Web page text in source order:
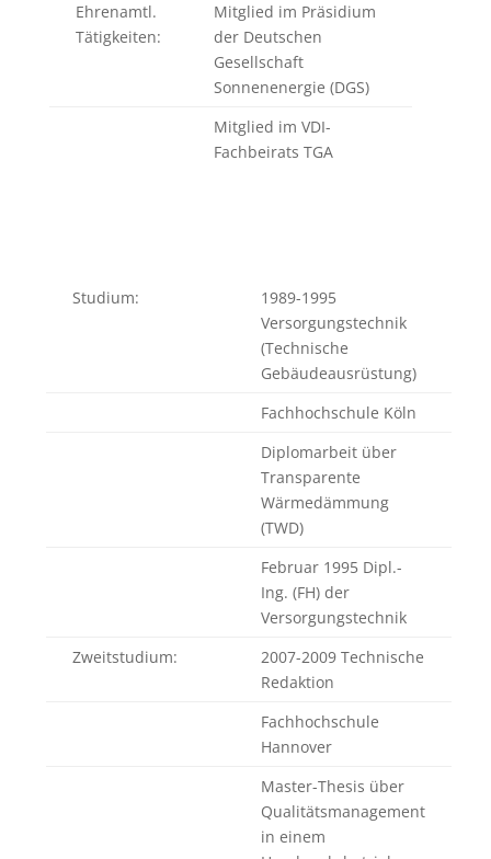
Ehrenamtl.
Tätigkeiten:
Mitglied im Präsidium
der Deutschen
Gesellschaft
Sonnenenergie (DGS)
Mitglied im VDI-
Fachbeirats TGA
Studium:
1989-1995
Versorgungstechnik
(Technische
Gebäudeausrüstung)
Fachhochschule Köln
Diplomarbeit über
Transparente
Wärmedämmung
(TWD)
Februar 1995 Dipl.-
Ing. (FH) der
Versorgungstechnik
Zweitstudium:
2007-2009 Technische
Redaktion
Fachhochschule
Hannover
Master-Thesis über
Qualitätsmanagement
in einem